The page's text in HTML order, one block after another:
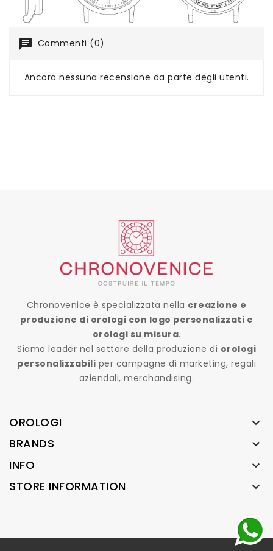
chat Commenti (0)
Ancora nessuna recensione da parte degli utenti.
Chronovenice è specializzata nella creazione e
produzione di orologi con logo personalizzati e
orologi su misura.
Siamo leader nel settore della produzione di orologi
personalizzabili per campagne di marketing, regali
aziendali, merchandising.
OROLOGI 
BRANDS 
INFO 
STORE INFORMATION 